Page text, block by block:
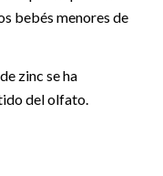
bebés menores de
zinc se ha
del olfato.